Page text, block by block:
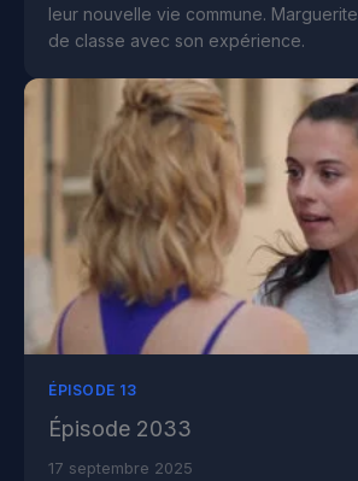
leur nouvelle vie commune.
de classe avec son expérience.
ÉPISODE 13
Épisode 2033
17 septembre 2025